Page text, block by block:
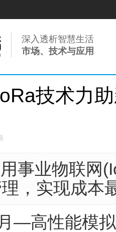
深入透析智慧生活
市场、技术与应用
技术力
事业物联网
，实现成本
性能模拟